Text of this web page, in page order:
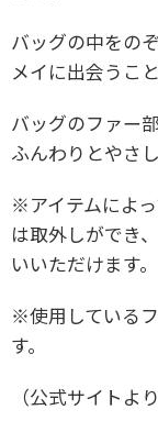
バッグの中をの
メイに出会うこ
バッグのファー
ふんわりとやさ
※アイテムによ
は取外しができ
いいただけます。
※使用している
す。
（公式サイトより